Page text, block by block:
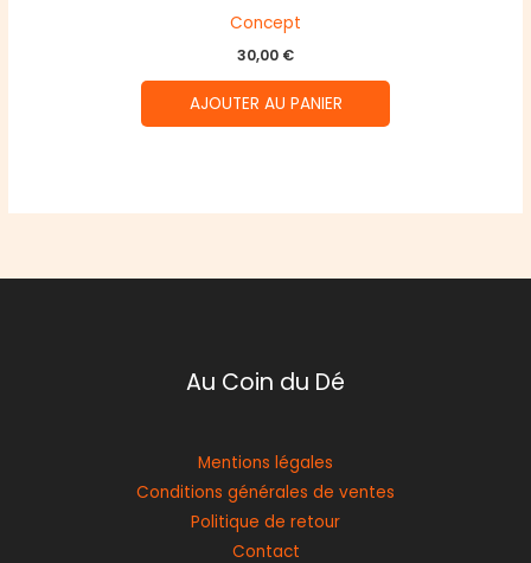
Concept
30,00 €
AJOUTER AU PANIER
Au Coin du Dé
Mentions légales
Conditions générales de ventes
Politique de retour
Contact